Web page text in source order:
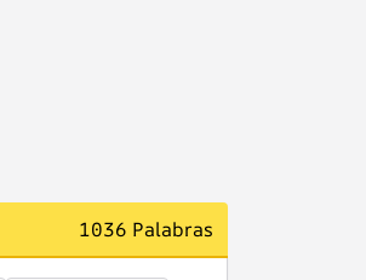
1036 Palabras